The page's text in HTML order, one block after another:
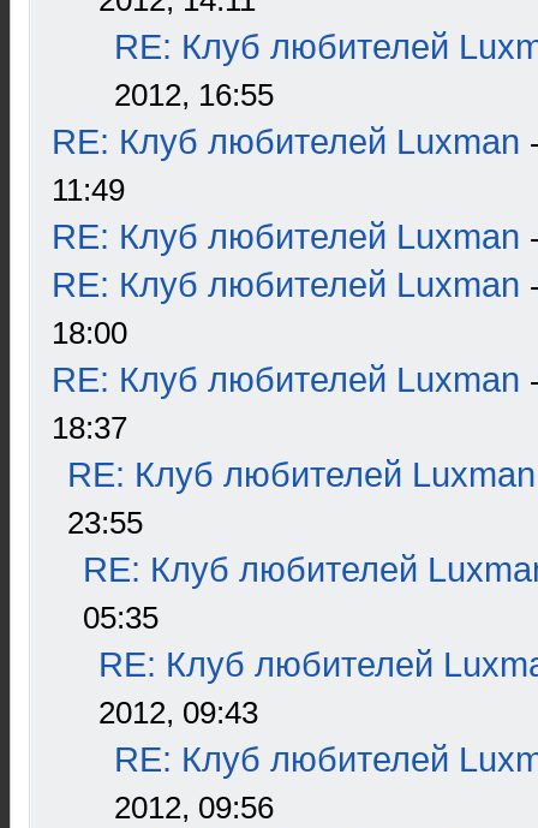
RE: Клуб любителей
2012, 16:55
RE: Клуб любителей Luxman
11:49
RE: Клуб любителей Luxman
RE: Клуб любителей Luxman
18:00
RE: Клуб любителей Luxman
18:37
RE: Клуб любителей Luxman
23:55
RE: Клуб любителей
05:35
RE: Клуб любителей
2012, 09:43
RE: Клуб любителей
2012, 09:56